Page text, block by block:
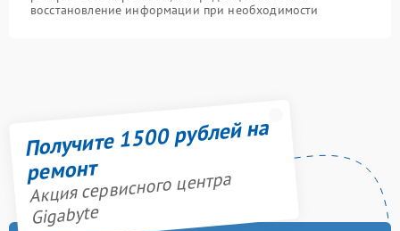
восстановление информации при необходимости
Получите 1500 рублей на
ремонт
Акция сервисного центра
Gigabyte